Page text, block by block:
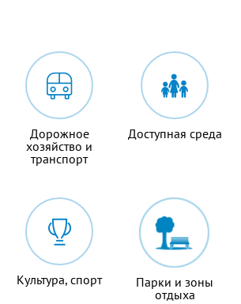
Дорожное
хозяйство и
транспорт
Доступная среда
Культура, спорт
Парки и зоны
отдыха